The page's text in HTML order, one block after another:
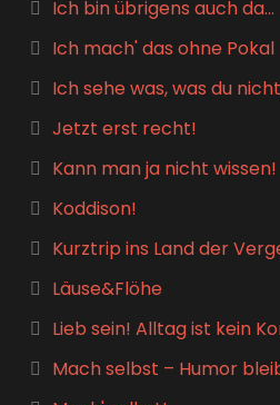
Ich bin übrigens auch da…
Ich mach' das ohne Pokal
Ich sehe was, was du
Jetzt erst recht!
Kann man ja nicht wissen!
Koddison!
Kurztrip ins Land der
Läuse&Flöhe
Lieb sein! Alltag ist kein
Mach selbst – Humor